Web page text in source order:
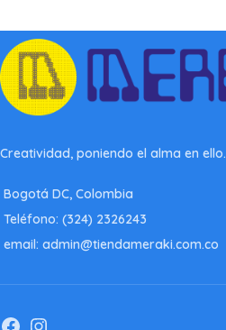
Creatividad, poniendo el alma en ello.
Bogotá DC, Colombia
Teléfono: (324) 2326243
email: admin@tiendameraki.com.co